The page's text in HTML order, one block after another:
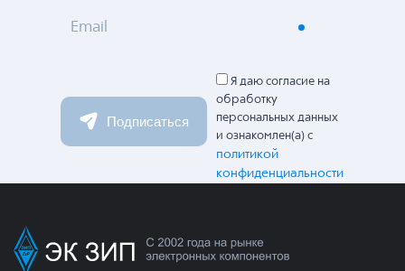
Email
Подписаться
Я даю согласие на
обработку
персональных данных
и ознакомлен(а) с
политикой
конфиденциальности